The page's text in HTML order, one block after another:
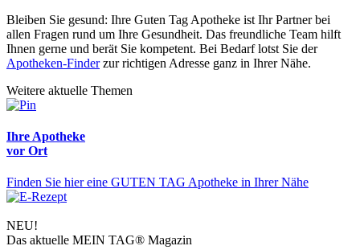
Bleiben Sie gesund: Ihre Guten Tag Apotheke ist Ihr Partner bei
allen Fragen rund um Ihre Gesundheit. Das freundliche Team hilft
Ihnen gerne und berät Sie kompetent. Bei Bedarf lotst Sie der
Apotheken-Finderzur richtigen Adresse ganz in Ihrer Nähe.
Weitere aktuelle Themen
Ihre Apotheke
vor Ort
Finden Sie hier eine GUTEN TAG Apotheke in Ihrer Nähe
NEU!
Das aktuelle MEIN TAG® Magazin